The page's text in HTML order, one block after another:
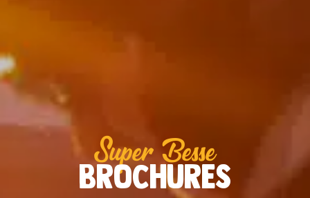
Super Besse
Brochures